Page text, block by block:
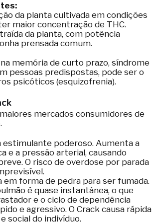
da planta cultivada em condições
maior concentração de THC.
da planta, com potência
prensada comum.
memória de curto prazo, síndrome
pessoas predispostas, pode ser o
psicóticos (esquizofrenia).
mercados consumidores de
estimulante poderoso. Aumenta a
e a pressão arterial, causando
O risco de overdose por parada
em forma de pedra para ser fumada.
é quase instantânea, o que
e o ciclo de dependência
e agressivo. O Crack causa rápida
social do indivíduo.